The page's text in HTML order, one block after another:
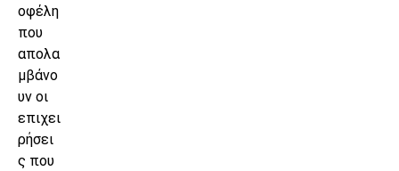
οφέλη
που
απολα
μβάνο
υν οι
επιχει
ρήσει
ς που